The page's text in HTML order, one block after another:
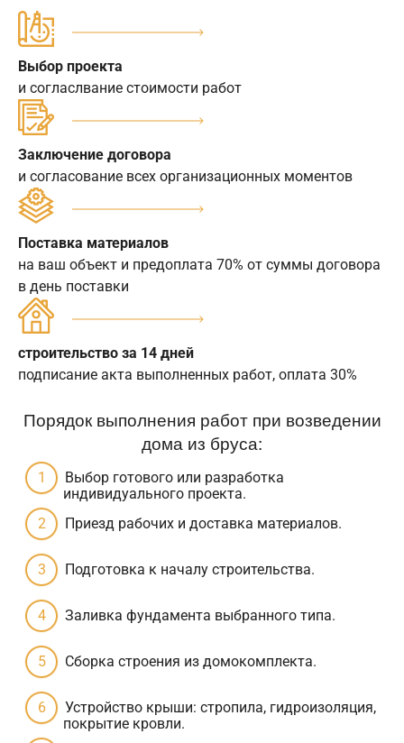
Выбор проекта
и согласлвание стоимости работ
Заключение договора
и согласование всех организационных моментов
Поставка материалов
на ваш объект и предоплата 70% от суммы договора
в день поставки
строительство за 14 дней
подписание акта выполненных работ, оплата 30%
Порядок выполнения работ при возведении
дома из бруса:
Выбор готового или разработка
индивидуального проекта.
Приезд рабочих и доставка материалов.
Подготовка к началу строительства.
Заливка фундамента выбранного типа.
Сборка строения из домокомплекта.
Устройство крыши: стропила, гидроизоляция,
покрытие кровли.